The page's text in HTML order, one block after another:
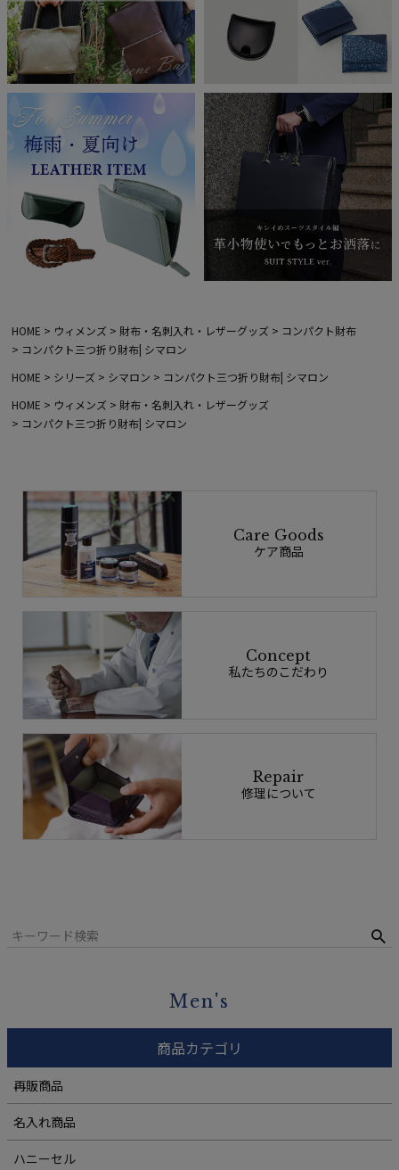
Men's
商品カテゴリ
再販商品
名入れ商品
ハニーセル
HOME ウィメンズ 財布・名刺入れ・レザーグッズ
コンパクト財布
コンパクト三つ折り財布| シマロン
HOME
シリーズ シマロン
コンパクト三つ折り財布| シマロン
HOME
ウィメンズ
財布・名刺入れ・レザーグッズ
コンパクト三つ折り財布| シマロン
Care Goods
ケア商品
Concept
私たちのこだわり
Repair
修理について